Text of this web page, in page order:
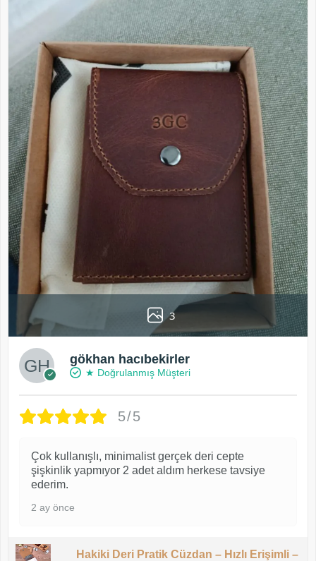
3
gökhan hacıbekirler
★ Doğrulanmış Müşteri
5/5
Çok kullanışlı, minimalist gerçek deri cepte
şişkinlik yapmıyor 2 adet aldım herkese tavsiye
ederim.
2 ay önce
Hakiki Deri Pratik Cüzdan – Hızlı Erişimli –